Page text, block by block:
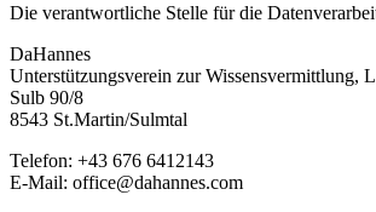
Die verantwortliche Stelle für die
DaHannes
Unterstützungsverein zur Wissensvermittlung,
Sulb 90/8
8543 St.Martin/Sulmtal
Telefon: +43 676 6412143
E-Mail: office@dahannes.com